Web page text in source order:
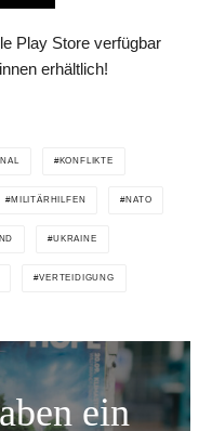
Play Store verfügbar
erhältlich!
KONFLIKTE
MILITÄRHILFEN NATO
UKRAINE
VERTEIDIGUNG
ein